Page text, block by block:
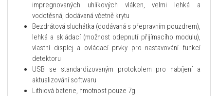
impregnovaných uhlíkových vláken, velmi lehká a
vodotěsná, dodávaná včetně krytu
Bezdrátová sluchátka (dodávaná s přepravním pouzdrem),
lehká a skládací (možnost odepnutí přijímacího modulu),
vlastní displej a ovládací prvky pro nastavování funkcí
detektoru
USB se standardizovaným protokolem pro nabíjení a
aktualizování softwaru
Lithiová baterie, hmotnost pouze 7g